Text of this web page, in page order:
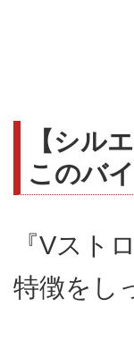
【シル
このバ
『Vスト
特徴をし